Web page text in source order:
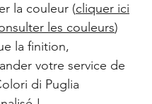
la couleur (cliquer ici
les couleurs)
la finition,
votre service de
di Puglia